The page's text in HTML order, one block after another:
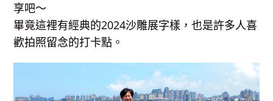
享吧～
畢竟這裡有經典的2024沙雕展字樣，也是許多人喜
歡拍照留念的打卡點。